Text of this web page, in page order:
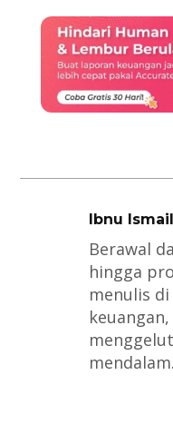
Ibnu Ismail
Berawal
hingga
menulis
mendalam.